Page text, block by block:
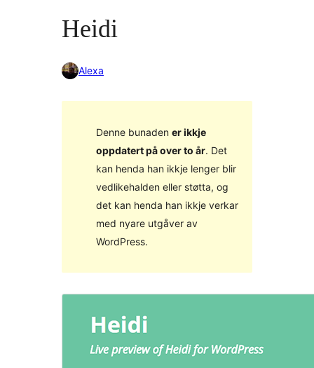
Heidi
Alexa
Denne bunaden er ikkje
oppdatert på over to år. Det
kan henda han ikkje lenger blir
vedlikehalden eller støtta, og
det kan henda han ikkje verkar
med nyare utgåver av
WordPress.